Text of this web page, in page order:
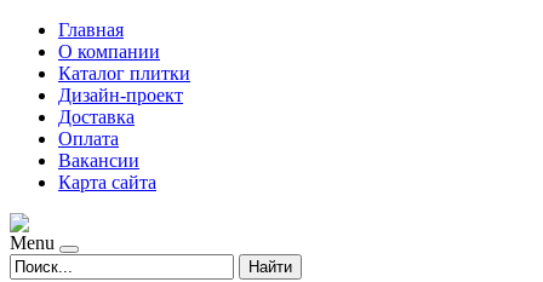
Главная
О компании
Каталог плитки
Дизайн-проект
Доставка
Оплата
Вакансии
Карта сайта
Menu
Найти